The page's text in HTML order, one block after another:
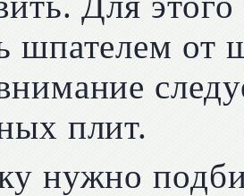
шпателем от
плит.
нужно